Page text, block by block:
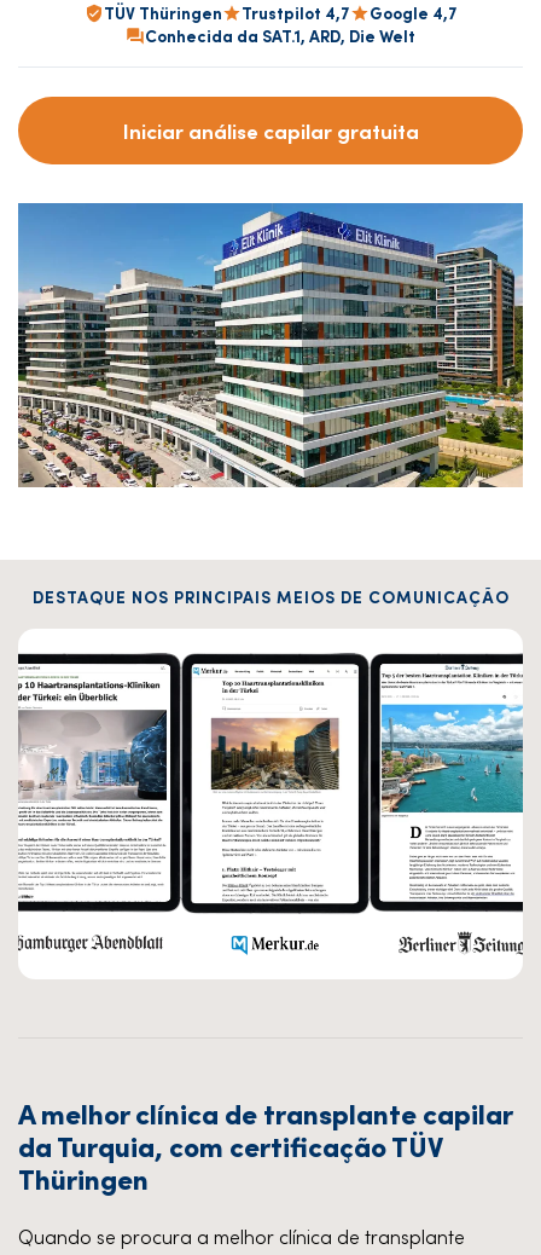
TÜV Thüringen Trustpilot 4,7
Google 4,7
Conhecida da SAT.1, ARD, Die Welt
Iniciar análise capilar gratuita
DESTAQUE NOS PRINCIPAIS MEIOS DE COMUNICAÇÃO
A melhor clínica de transplante capilar
da Turquia, com certificação TÜV
Thüringen
Quando se procura a melhor clínica de transplante